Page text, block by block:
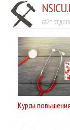
сайт
Курсы